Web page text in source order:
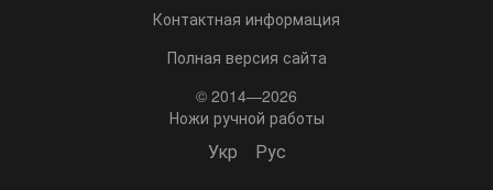
Контактная информация
Полная версия сайта
© 2014—2026
Ножи ручной работы
Укр Рус